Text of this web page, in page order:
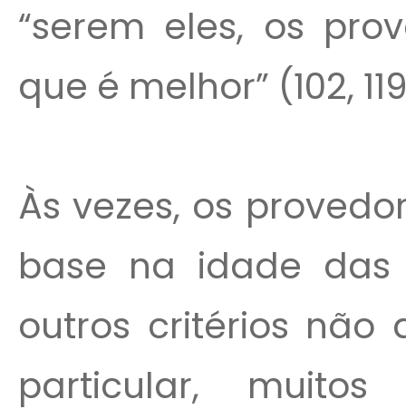
“serem eles, os
que é melhor” (102,
Às vezes, os
base na idade das
outros critérios não
particular,